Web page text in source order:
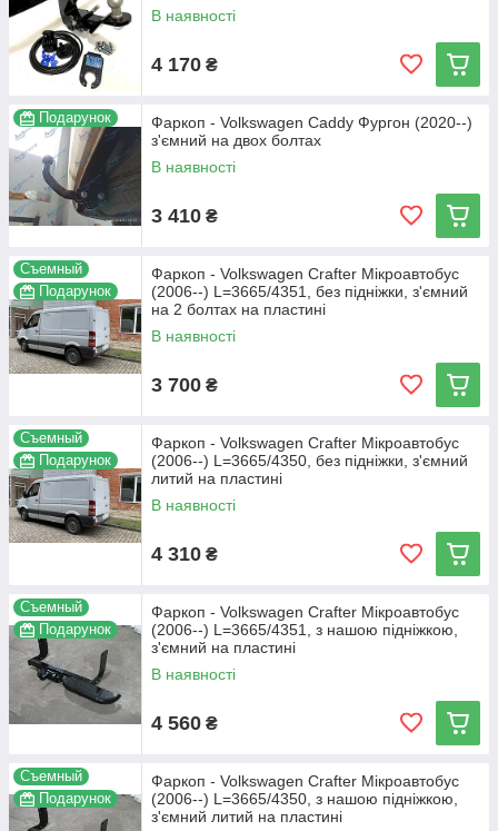
В наявності
4 170 ₴
Подарунок
Фаркоп - Volkswagen Caddy Фургон (2020--)
з'ємний на двох болтах
В наявності
3 410 ₴
Съемный
Подарунок
Фаркоп - Volkswagen Crafter Мікроавтобус
(2006--) L=3665/4351, без підніжки, з'ємний
на 2 болтах на пластині
В наявності
3 700 ₴
Съемный
Подарунок
Фаркоп - Volkswagen Crafter Мікроавтобус
(2006--) L=3665/4350, без підніжки, з'ємний
литий на пластині
В наявності
4 310 ₴
Съемный
Подарунок
Фаркоп - Volkswagen Crafter Мікроавтобус
(2006--) L=3665/4351, з нашою підніжкою,
з'ємний на пластині
В наявності
4 560 ₴
Съемный
Подарунок
Фаркоп - Volkswagen Crafter Мікроавтобус
(2006--) L=3665/4350, з нашою підніжкою,
з'ємний литий на пластині